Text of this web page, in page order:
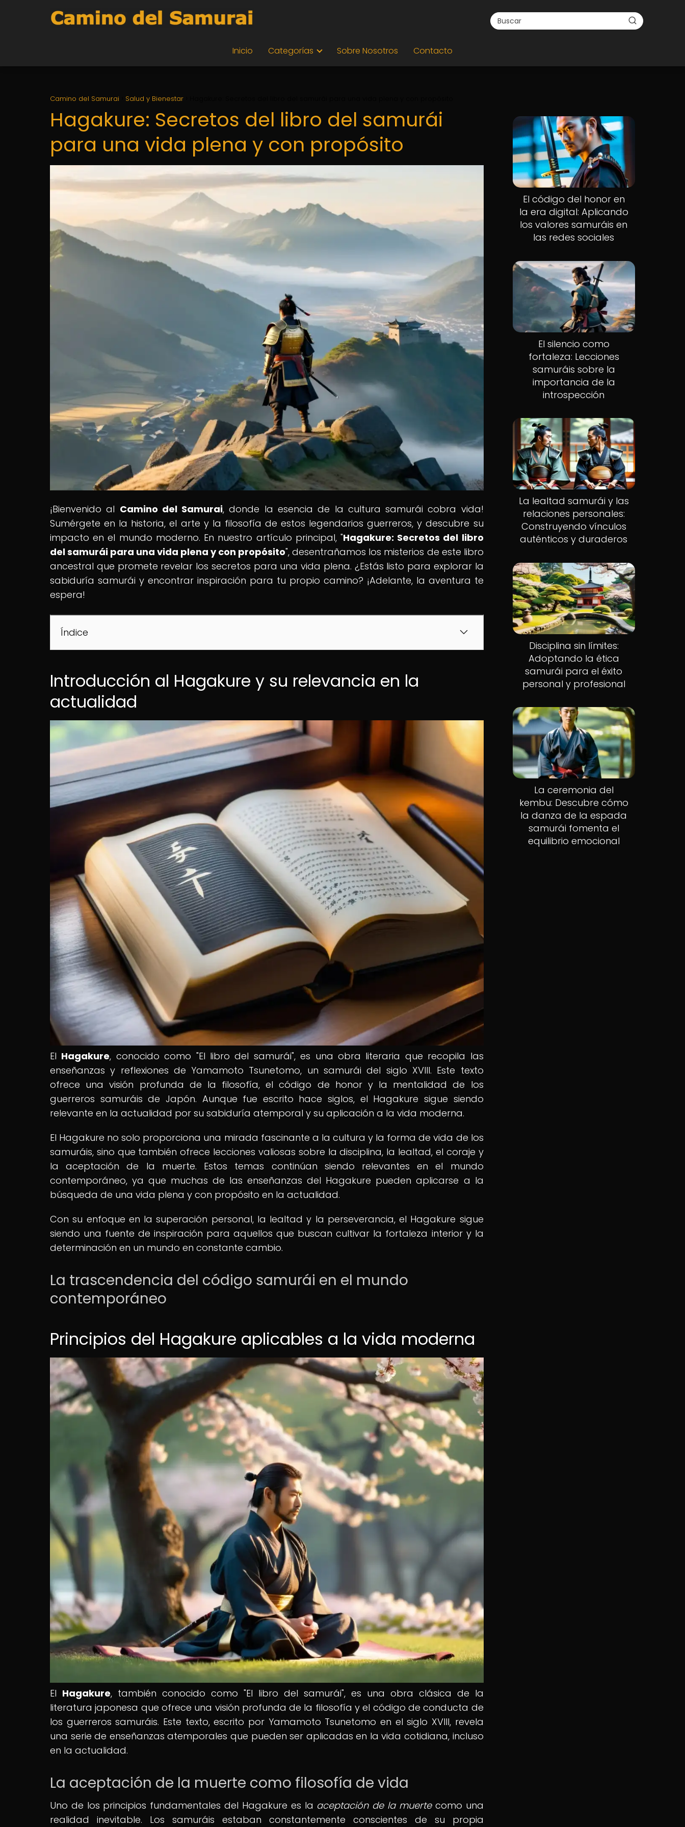
Inicio Categorías Sobre Nosotros Contacto
Camino del Samurai Salud y Bienestar
Hagakure: Secretos del libro del samurái
para una vida plena y con propósito
¡Bienvenido al Camino del Samurai, donde la esencia de la cultura samurái cobra vida!
Sumérgete en la historia, el arte y la filosofía de estos legendarios guerreros, y descubre su
impacto en el mundo moderno. En nuestro artículo principal, "Hagakure: Secretos del libro
del samurái para una vida plena y con propósito", desentrañamos los misterios de este libro
ancestral que promete revelar los secretos para una vida plena. ¿Estás listo para explorar la
sabiduría samurái y encontrar inspiración para tu propio camino? ¡Adelante, la aventura te
espera!
Índice
Introducción al Hagakure y su relevancia en la
actualidad
El Hagakure, conocido como "El libro del samurái", es una obra literaria que recopila las
enseñanzas y reflexiones de Yamamoto Tsunetomo, un samurái del siglo XVIII. Este texto
ofrece una visión profunda de la filosofía, el código de honor y la mentalidad de los
guerreros samuráis de Japón. Aunque fue escrito hace siglos, el Hagakure sigue siendo
relevante en la actualidad por su sabiduría atemporal y su aplicación a la vida moderna.
El Hagakure no solo proporciona una mirada fascinante a la cultura y la forma de vida de los
samuráis, sino que también ofrece lecciones valiosas sobre la disciplina, la lealtad, el coraje y
la aceptación de la muerte. Estos temas continúan siendo relevantes en el mundo
contemporáneo, ya que muchas de las enseñanzas del Hagakure pueden aplicarse a la
búsqueda de una vida plena y con propósito en la actualidad.
Con su enfoque en la superación personal, la lealtad y la perseverancia, el Hagakure sigue
siendo una fuente de inspiración para aquellos que buscan cultivar la fortaleza interior y la
determinación en un mundo en constante cambio.
La trascendencia del código samurái en el mundo
contemporáneo
Principios del Hagakure aplicables a la vida moderna
El Hagakure, también conocido como "El libro del samurái", es una obra clásica de la
literatura japonesa que ofrece una visión profunda de la filosofía y el código de conducta de
los guerreros samuráis. Este texto, escrito por Yamamoto Tsunetomo en el siglo XVIII, revela
una serie de enseñanzas atemporales que pueden ser aplicadas en la vida cotidiana, incluso
en la actualidad.
La aceptación de la muerte como filosofía de vida
Uno de los principios fundamentales del Hagakure es la aceptación de la muertecomo una
realidad inevitable. Los samuráis estaban constantemente conscientes de su propia
El código del honor en
la era digital: Aplicando
los valores samuráis en
las redes sociales
El silencio como
fortaleza: Lecciones
samuráis sobre la
importancia de la
introspección
La lealtad samurái y las
relaciones personales:
Construyendo vínculos
auténticos y duraderos
Disciplina sin límites:
Adoptando la ética
samurái para el éxito
personal y profesional
La ceremonia del
kembu: Descubre cómo
la danza de la espada
samurái fomenta el
equilibrio emocional